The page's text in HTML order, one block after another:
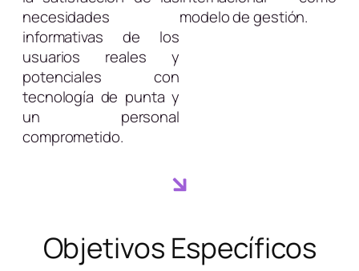
necesidades
informativas de los
usuarios reales y
potenciales con
tecnología de punta y
un personal
comprometido.
modelo de gestión.
Objetivos Específicos